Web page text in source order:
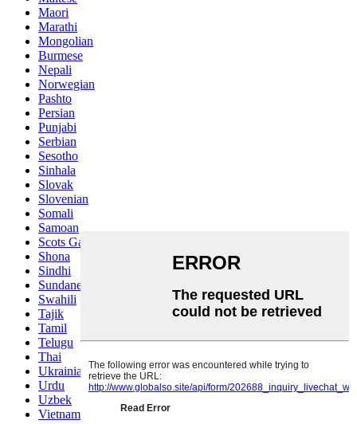
Maori
Marathi
Mongolian
Burmese
Nepali
Norwegian
Pashto
Persian
Punjabi
Serbian
Sesotho
Sinhala
Slovak
Slovenian
Somali
Samoan
Scots Gaelic
Shona
Sindhi
Sundanese
Swahili
Tajik
Tamil
Telugu
Thai
Ukrainian
Urdu
Uzbek
Vietnamese